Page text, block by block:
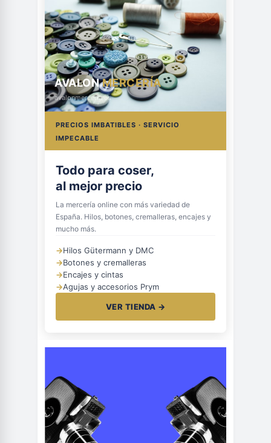
AVALONMERCERÍA
avalonmerceria.es
PRECIOS IMBATIBLES · SERVICIO
IMPECABLE
Todo para coser,
al mejor precio
La mercería online con más variedad de
España. Hilos, botones, cremalleras, encajes y
mucho más.
→Hilos Gütermann y DMC
→Botones y cremalleras
→Encajes y cintas
→Agujas y accesorios Prym
VER TIENDA →